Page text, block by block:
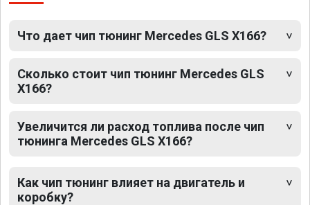
Что дает чип тюнинг Mercedes GLS X166?
Сколько стоит чип тюнинг Mercedes GLS
X166?
Увеличится ли расход топлива после чип
тюнинга Mercedes GLS X166?
Как чип тюнинг влияет на двигатель и
коробку?